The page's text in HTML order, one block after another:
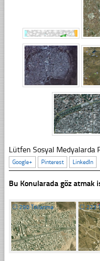
Lütfen Sosyal Medyalarda
Google+
Pinterest LinkedIn
Bu Konularada göz atmak
☐290 Tıklanma ☐223